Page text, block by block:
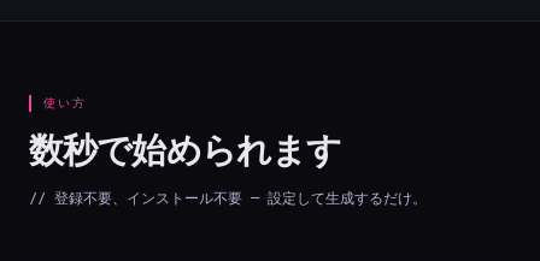
使い方
数秒で始められます
// 登録不要、インストール不要 — 設定して生成するだけ。